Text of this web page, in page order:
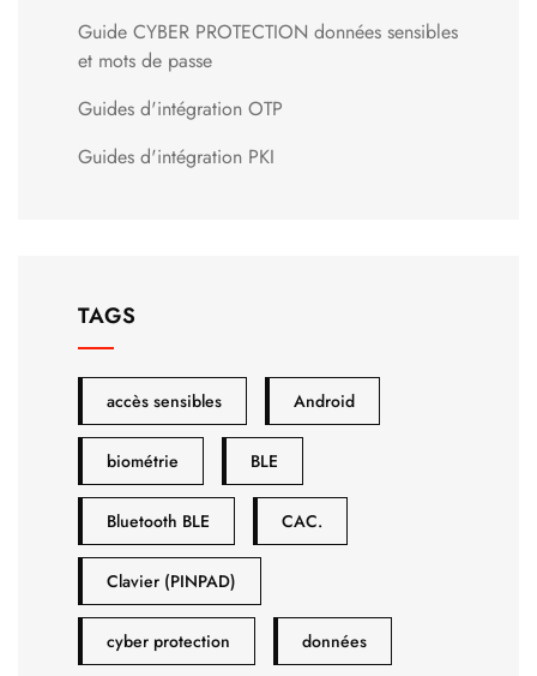
Guide CYBER PROTECTION données sensibles
et mots de passe
Guides d'intégration OTP
Guides d'intégration PKI
TAGS
accès sensibles Android
biométrie BLE
Bluetooth BLE CAC.
Clavier (PINPAD)
cyber protection données